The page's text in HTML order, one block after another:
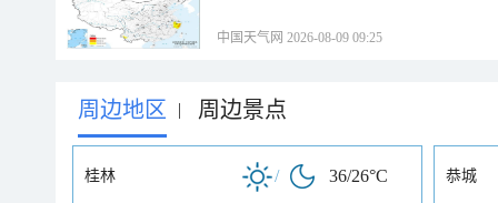
中国天气网 2026-08-09 09:25
周边地区 | 周边景点
桂林 / 36/26°C 恭城